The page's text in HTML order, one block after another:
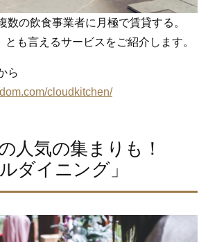
数の飲食事業者に月極で賃貸する。
とも言えるサービスをご紹介します。
ら
cloudkitchen/
人気の集まりも！
ダイニング」